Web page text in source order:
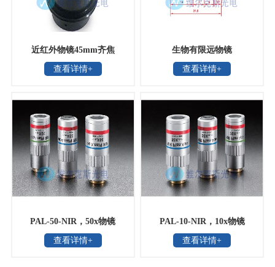
近红外物镜45mm齐焦
查看详情+
生物有限远物镜
查看详情+
PAL-50-NIR，50x物镜
查看详情+
PAL-10-NIR，10x物镜
查看详情+